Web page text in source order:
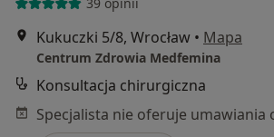
Kukuczki 5/8, Wrocław • Mapa
Centrum Zdrowia Medfemina
Konsultacja chirurgiczna